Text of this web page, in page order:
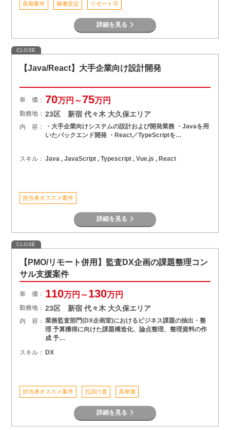
長期案件 稼働安定 リモート可
詳細を見る
CLOSE
【Java/React】大手企業向け設計開発
単 価： 70万円～75万円
勤務地： 23区 新宿 代々木 大久保エリア
内 容：
・大手企業向けシステムの設計および開発業務 ・Javaを用
いたバックエンド開発 ・React／TypeScriptを…
スキル： Java , JavaScript , Typescript , Vue.js , React
担当者オススメ案件
詳細を見る
CLOSE
【PMO/リモート併用】監査DX企画の課題整理コン
サル支援案件
単 価： 110万円～130万円
勤務地： 23区 新宿 代々木 大久保エリア
内 容： 業務監査部門(DX企画室)におけるビジネス課題の抽出・整
理 予算獲得に向けた課題構造化、論点整理、整理資料の作
成 予…
スキル： DX
担当者オススメ案件 元請け直 高単価
詳細を見る